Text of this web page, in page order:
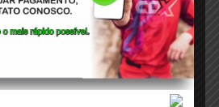
que compraram este produto podem